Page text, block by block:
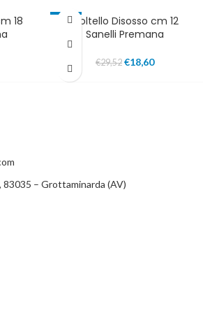
18
-37%
IN EVIDENZA
Coltello Disosso cm 12
Sanelli Premana
€29,52 €18,60
83035 – Grottaminarda (AV)